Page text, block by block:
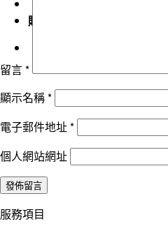
購物車
留言*
顯示名稱*
電子郵件地址*
個人網站網址
服務項目